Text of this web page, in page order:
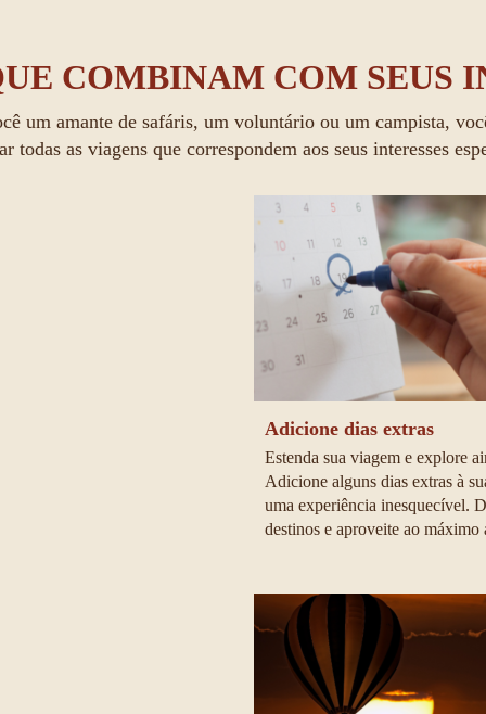
COMBINAM COM SEUS
um amante de safáris, um voluntário ou um campista,
todas as viagens que correspondem aos seus interesses
Adicione dias extras
Estenda sua viagem e explore
Adicione alguns dias extras à
uma experiência inesquecível.
destinos e aproveite ao máximo